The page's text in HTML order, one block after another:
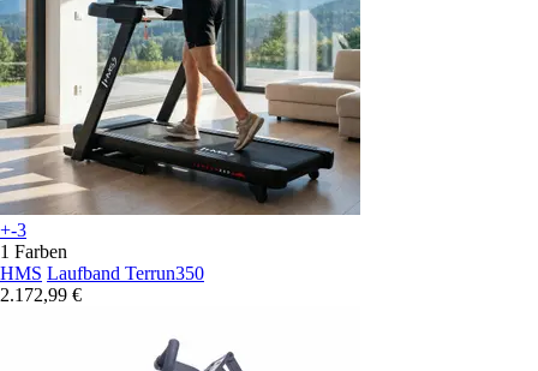
+-3
1 Farben
HMS Laufband Terrun350
2.172,99 €